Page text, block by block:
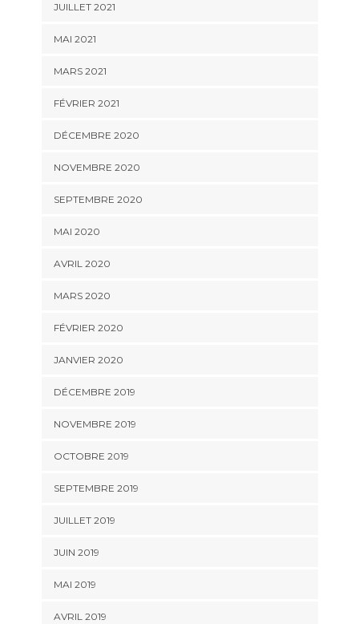
JUILLET 2021
MAI 2021
MARS 2021
FÉVRIER 2021
DÉCEMBRE 2020
NOVEMBRE 2020
SEPTEMBRE 2020
MAI 2020
AVRIL 2020
MARS 2020
FÉVRIER 2020
JANVIER 2020
DÉCEMBRE 2019
NOVEMBRE 2019
OCTOBRE 2019
SEPTEMBRE 2019
JUILLET 2019
JUIN 2019
MAI 2019
AVRIL 2019